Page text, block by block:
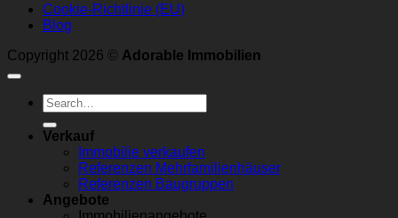
Cookie-Richtlinie (EU)
Blog
Copyright 2026 © Adorable Immobilien
Verkauf
Immobilie verkaufen
Referenzen Mehrfamilienhäuser
Referenzen Baugruppen
Angebote